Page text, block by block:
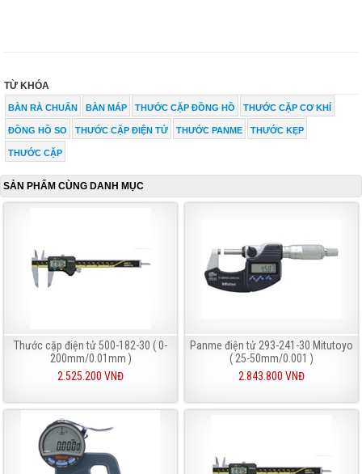
TỪ KHÓA
BÀN RÀ CHUẨN BÀN MÁP THƯỚC CẶP ĐỒNG HỒ THƯỚC CẶP CƠ KHÍ
ĐỒNG HỒ SO THƯỚC CẶP ĐIỆN TỬ THƯỚC PANME THƯỚC KẸP
THƯỚC CẶP
SẢN PHẨM CÙNG DANH MỤC
Thước cặp điện tử 500-182-30 ( 0-
200mm/0.01mm )
2.525.200 VNĐ
Panme điện tử 293-241-30 Mitutoyo
( 25-50mm/0.001 )
2.843.800 VNĐ